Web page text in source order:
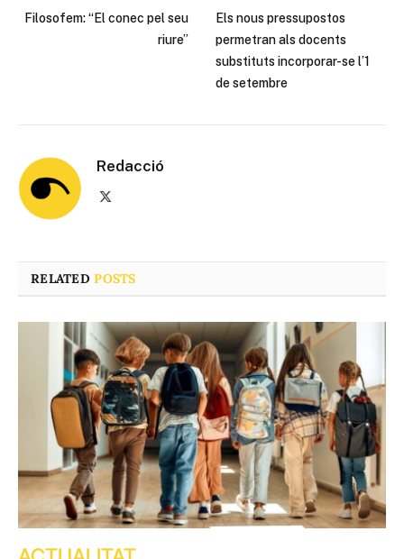
Filosofem: “El conec pel seu
riure”
Els nous pressupostos
permetran als docents
substituts incorporar-se l’1
de setembre
Redacció
RELATEDPOSTS